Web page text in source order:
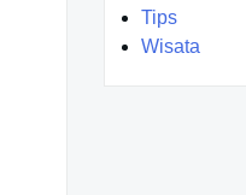
Tips
Wisata